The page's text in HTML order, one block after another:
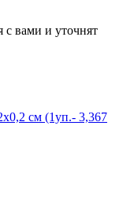
с вами и уточнят
см (1уп.- 3,367